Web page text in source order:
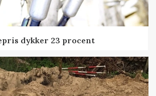
dykker 23 procent